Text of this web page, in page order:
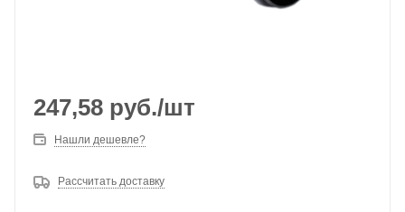
247,58 руб./шт
Нашли дешевле?
Рассчитать доставку